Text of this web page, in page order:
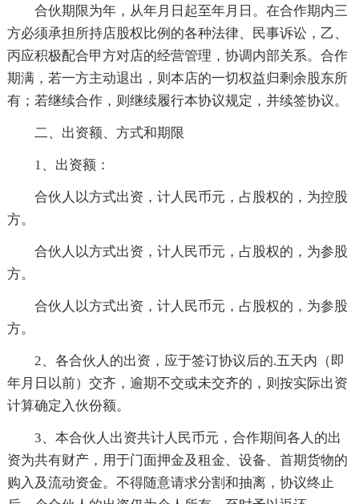
合伙期限为年，从年月日起至年月日。在合作期内三
方必须承担所持店股权比例的各种法律、民事诉讼，乙、
丙应积极配合甲方对店的经营管理，协调内部关系。合作
期满，若一方主动退出，则本店的一切权益归剩余股东所
有；若继续合作，则继续履行本协议规定，并续签协议。
二、出资额、方式和期限
1、出资额：
合伙人以方式出资，计人民币元，占股权的，为控股
方。
合伙人以方式出资，计人民币元，占股权的，为参股
方。
合伙人以方式出资，计人民币元，占股权的，为参股
方。
2、各合伙人的出资，应于签订协议后的.五天内（即
年月日以前）交齐，逾期不交或未交齐的，则按实际出资
计算确定入伙份额。
3、本合伙人出资共计人民币元，合作期间各人的出
资为共有财产，用于门面押金及租金、设备、首期货物的
购入及流动资金。不得随意请求分割和抽离，协议终止